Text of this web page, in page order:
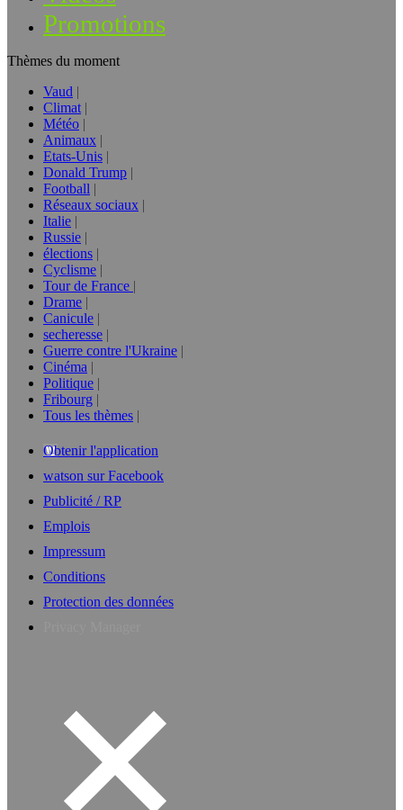
Promotions
Thèmes du moment
Vaud
Climat
Météo
Animaux
Etats-Unis
Donald Trump
Football
Réseaux sociaux
Italie
Russie
élections
Cyclisme
Tour de France
Drame
Canicule
secheresse
Guerre contre l'Ukraine
Cinéma
Politique
Fribourg
Tous les thèmes
Obtenir l'application
watson sur Facebook
Publicité / RP
Emplois
Impressum
Conditions
Protection des données